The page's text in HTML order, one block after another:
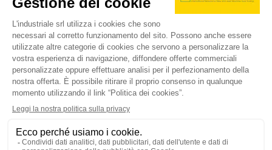
20148 Milano (MI)
Italy
Registro Imprese
Iscrizione R.I.: 12212870153
REA: MI-1539011
Capitale sociale: Euro 10.400,00 i.v.
Contatti
info@industriale.it
PEC:industriale@pec.industriale.it